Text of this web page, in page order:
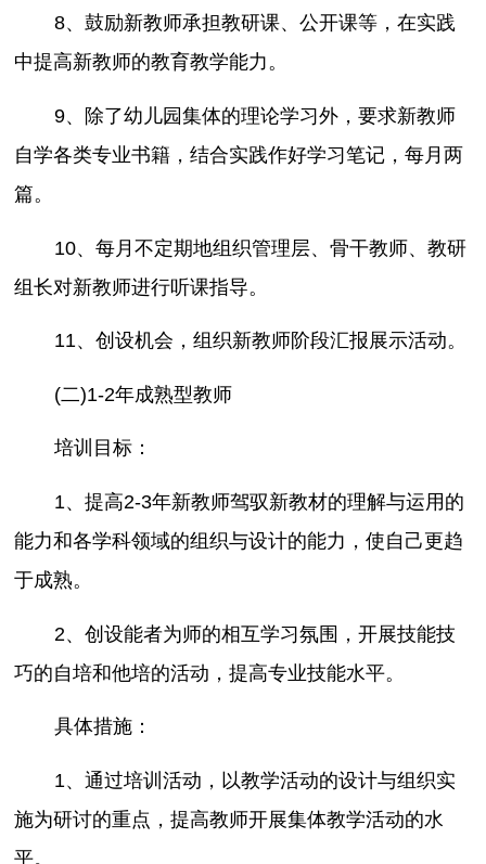
8、鼓励新教师承担教研课、公开课等，在实践
中提高新教师的教育教学能力。
9、除了幼儿园集体的理论学习外，要求新教师
自学各类专业书籍，结合实践作好学习笔记，每月两
篇。
10、每月不定期地组织管理层、骨干教师、教研
组长对新教师进行听课指导。
11、创设机会，组织新教师阶段汇报展示活动。
(二)1-2年成熟型教师
培训目标：
1、提高2-3年新教师驾驭新教材的理解与运用的
能力和各学科领域的组织与设计的能力，使自己更趋
于成熟。
2、创设能者为师的相互学习氛围，开展技能技
巧的自培和他培的活动，提高专业技能水平。
具体措施：
1、通过培训活动，以教学活动的设计与组织实
施为研讨的重点，提高教师开展集体教学活动的水
平。